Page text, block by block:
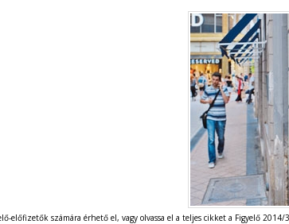
előfizetők számára érhető el, vagy olvassa el a teljes cikket a Figyelő 2014/